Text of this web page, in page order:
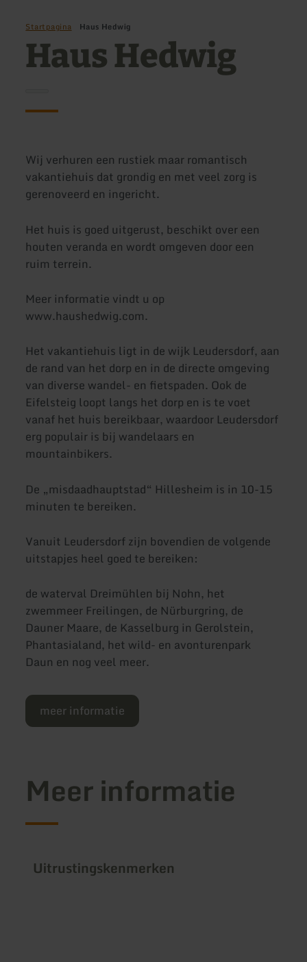
Startpagina Haus Hedwig
Haus Hedwig
Wij verhuren een rustiek maar romantisch
vakantiehuis dat grondig en met veel zorg is
gerenoveerd en ingericht.
Het huis is goed uitgerust, beschikt over een
houten veranda en wordt omgeven door een
ruim terrein.
Meer informatie vindt u op
www.haushedwig.com.
Het vakantiehuis ligt in de wijk Leudersdorf, aan
de rand van het dorp en in de directe omgeving
van diverse wandel- en fietspaden. Ook de
Eifelsteig loopt langs het dorp en is te voet
vanaf het huis bereikbaar, waardoor Leudersdorf
erg populair is bij wandelaars en
mountainbikers.
De „misdaadhauptstad“ Hillesheim is in 10-15
minuten te bereiken.
Vanuit Leudersdorf zijn bovendien de volgende
uitstapjes heel goed te bereiken:
de waterval Dreimühlen bij Nohn, het
zwemmeer Freilingen, de Nürburgring, de
Dauner Maare, de Kasselburg in Gerolstein,
Phantasialand, het wild- en avonturenpark
Daun en nog veel meer.
meer informatie
Meer informatie
Uitrustingskenmerken